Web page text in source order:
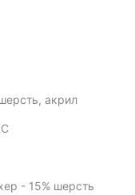
акрил
- 15% шерсть